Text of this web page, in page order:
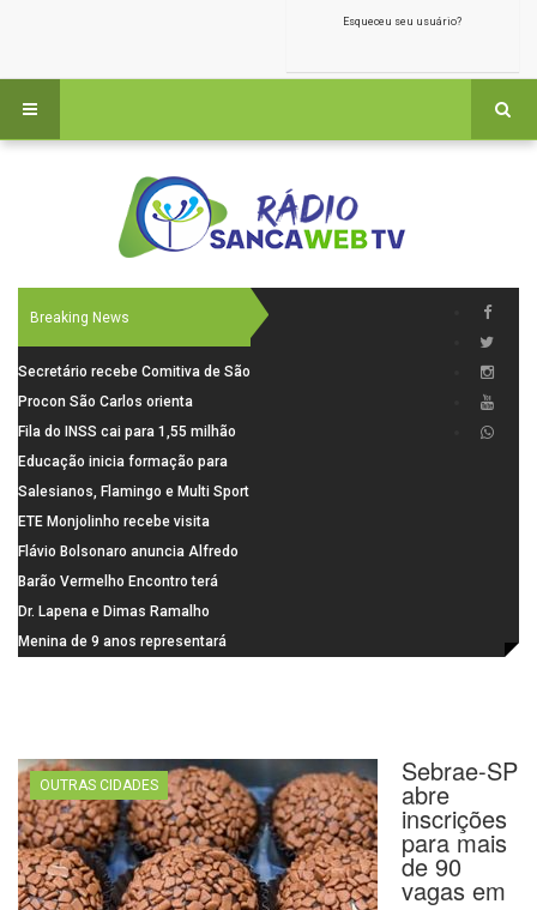
Esqueceu seu usuário?
Breaking News
Secretário recebe Comitiva de São
Carlos para debater investimentos
em rodovias
Procon São Carlos orienta
consumidores sobre cuidados
nas compras para o Dia dos Pais
Fila do INSS cai para 1,55 milhão
em julho, com alta de 66,5% nos
pedidos negados em 2026
Educação inicia formação para
elaboração do novo Plano
Municipal
Salesianos, Flamingo e Multi Sport
vão representar São Carlos no
campeonato Estadual
ETE Monjolinho recebe visita
científica da FAPESP
Flávio Bolsonaro anuncia Alfredo
Gaspar, relator da comissão do
INSS, como vice
Barão Vermelho Encontro terá
data extra em Belo Horizonte
Dr. Lapena e Dimas Ramalho
fortalecem diálogo institucional
Menina de 9 anos representará
OUTRAS CIDADES Sebrae-SP
abre
inscrições
para mais
de 90
vagas em